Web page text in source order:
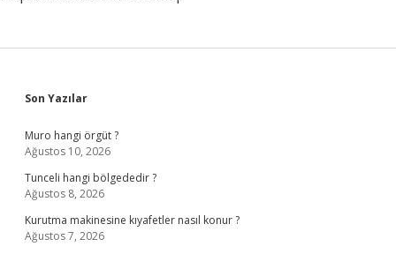
Sidebar
Son Yazılar
Muro hangi örgüt ?
Ağustos 10, 2026
Tunceli hangi bölgededir ?
Ağustos 8, 2026
Kurutma makinesine kıyafetler nasıl konur ?
Ağustos 7, 2026